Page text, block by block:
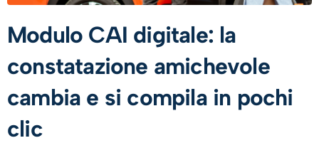
Modulo CAI digitale: la
constatazione amichevole
cambia e si compila in pochi
clic